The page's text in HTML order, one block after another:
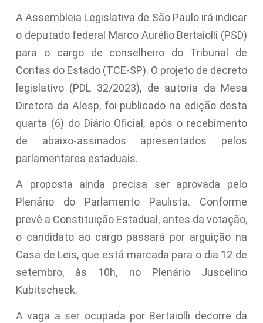
A Assembleia Legislativa de São Paulo irá indicar
o deputado federal Marco Aurélio Bertaiolli (PSD)
para o cargo de conselheiro do Tribunal de
Contas do Estado (TCE-SP). O projeto de decreto
legislativo (PDL 32/2023), de autoria da Mesa
Diretora da Alesp, foi publicado na edição desta
quarta (6) do Diário Oficial, após o recebimento
de abaixo-assinados apresentados pelos
parlamentares estaduais.
A proposta ainda precisa ser aprovada pelo
Plenário do Parlamento Paulista. Conforme
prevê a Constituição Estadual, antes da votação,
o candidato ao cargo passará por arguição na
Casa de Leis, que está marcada para o dia 12 de
setembro, às 10h, no Plenário Juscelino
Kubitscheck.
A vaga a ser ocupada por Bertaiolli decorre da